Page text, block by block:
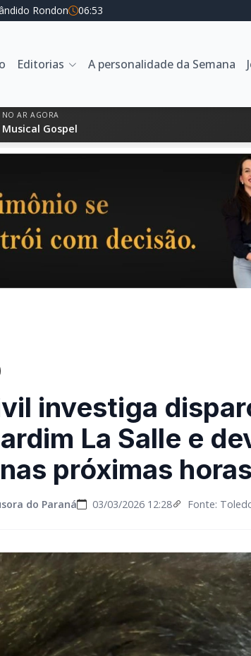
Rondon 06:53
Editorias A personalidade da Semana
NO AR AGORA
Musical Gospel
investiga
La Salle e
próximas horas
do Paraná 03/03/2026 12:28 Fonte: